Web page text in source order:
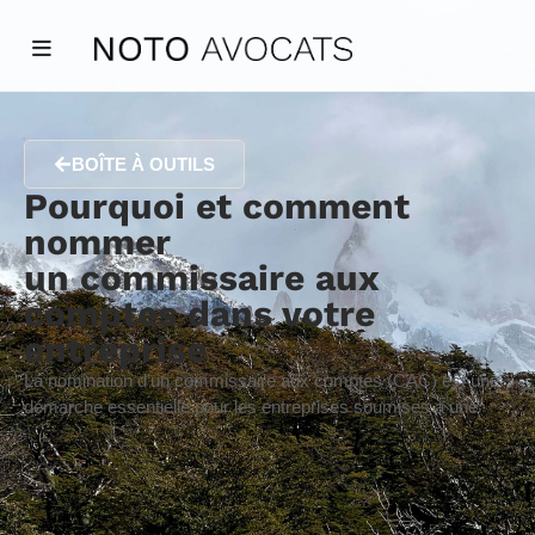
BOÎTE À OUTILS
Pourquoi et comment
nommer
un commissaire aux
comptes dans votre
entreprise
La nomination d’un commissaire aux comptes (CAC) est une
démarche essentielle pour les entreprises soumises à une
obligation légalede certification de leurs comptes.
Que vous soyez une grande société ou une PME,
l’intervention d’un commissaire aux comptes garantit la
transparence financièreet renforce lacrédibilitéde votre